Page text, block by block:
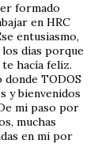
formado
en HRC
entusiasmo,
días porque
hacía feliz.
TODOS
y bienvenidos
mi paso por
muchas
en mi por